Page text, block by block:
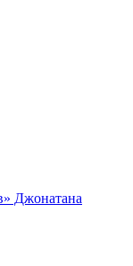
Джонатана